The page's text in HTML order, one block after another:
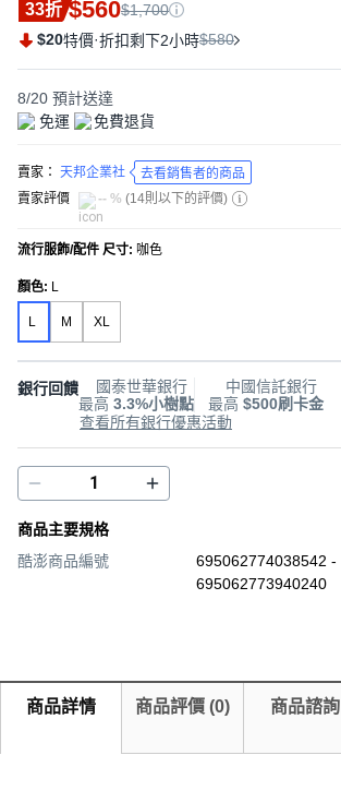
33折 $560$1,700
$20特價·折扣剩下2小時$580
8/20 預計送達
免運
免費退貨
賣家： 天邦企業社
去看銷售者的商品
賣家評價
-- % (14則以下的評價)
流行服飾/配件 尺寸: 咖色
顏色: L
L M XL
銀行回饋
國泰世華銀行
最高 3.3%小樹點
中國信託銀行
最高 $500刷卡金
查看所有銀行優惠活動
商品主要規格
酷澎商品編號
695062774038542 -
695062773940240
商品詳情 商品評價 (0) 商品諮詢